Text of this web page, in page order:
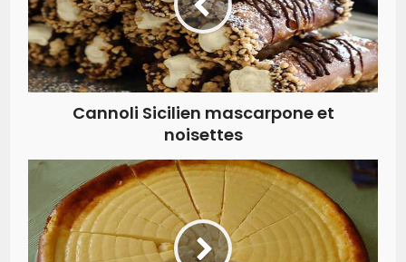
Cannoli Sicilien mascarpone et
noisettes